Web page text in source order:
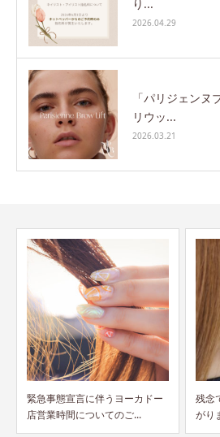
り...
2026.04.29
「パリジェンヌ
リウッ...
2026.03.21
残念ですが日本人のまつ毛は下
がりまつ毛、欧米人のま...
エグ
ュー